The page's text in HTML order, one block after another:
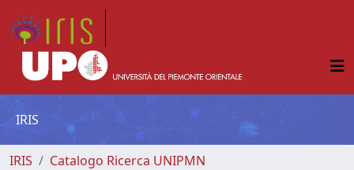
IRIS
IRIS
Catalogo Ricerca UNIPMN